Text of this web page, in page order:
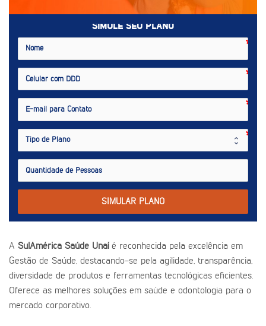
SIMULE SEU PLANO
SIMULAR PLANO
A SulAmérica Saúde Unaíé reconhecida pela excelência em
Gestão de Saúde, destacando-se pela agilidade, transparência,
diversidade de produtos e ferramentas tecnológicas eficientes.
Oferece as melhores soluções em saúde e odontologia para o
mercado corporativo.